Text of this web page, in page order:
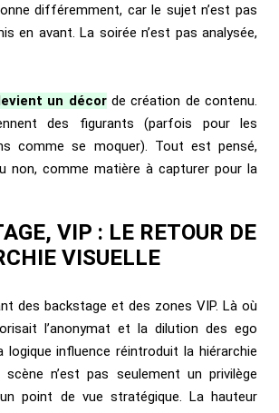
différemment, car le sujet n’est pas
en avant. La soirée n’est pas analysée,
un décorde création de contenu.
des figurants (parfois pour les
comme se moquer). Tout est pensé,
non, comme matière à capturer pour la
VIP : LE RETOUR DE
VISUELLE
des backstage et des zones VIP. Là où
l’anonymat et la dilution des ego
logique influence réintroduit la hiérarchie
n’est pas seulement un privilège
point de vue stratégique. La hauteur